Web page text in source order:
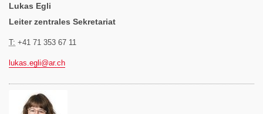
Lukas Egli
Leiter zentrales Sekretariat
T: +41 71 353 67 11
lukas.egli@ar.ch